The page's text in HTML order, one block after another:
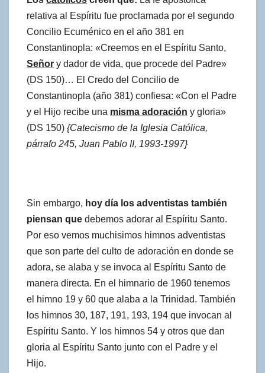
relativa al Espíritu fue proclamada por el segundo
Concilio Ecuménico en el año 381 en
Constantinopla: «Creemos en el Espíritu Santo,
Señor y dador de vida, que procede del Padre»
(DS 150)… El Credo del Concilio de
Constantinopla (año 381) confiesa: «Con el Padre
y el Hijo recibe una misma adoración y gloria»
(DS 150) {Catecismo de la Iglesia Católica,
párrafo 245, Juan Pablo II, 1993-1997}
Sin embargo, hoy día los adventistas también
piensan que debemos adorar al Espíritu Santo.
Por eso vemos muchisimos himnos adventistas
que son parte del culto de adoración en donde se
adora, se alaba y se invoca al Espíritu Santo de
manera directa. En el himnario de 1960 tenemos
el himno 19 y 60 que alaba a la Trinidad. También
los himnos 30, 187, 191, 193, 194 que invocan al
Espíritu Santo. Y los himnos 54 y otros que dan
gloria al Espíritu Santo junto con el Padre y el
Hijo.